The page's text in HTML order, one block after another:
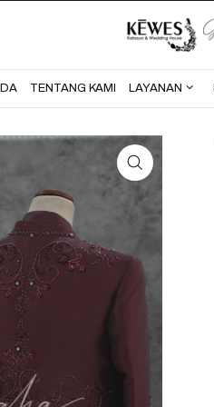
TENTANG KAMI LAYANAN